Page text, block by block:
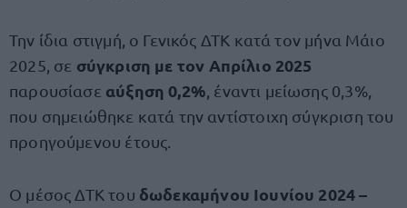
Την ίδια στιγμή, ο Γενικός ΔΤΚ κατά τον μήνα Μάιο
2025, σε σύγκριση με τον Απρίλιο 2025
παρουσίασε αύξηση 0,2% , έναντι μείωσης 0,3%,
που σημειώθηκε κατά την αντίστοιχη σύγκριση του
προηγούμενου έτους.
Ο μέσος ΔΤΚ του δωδεκαμήνου Ιουνίου 2024 –